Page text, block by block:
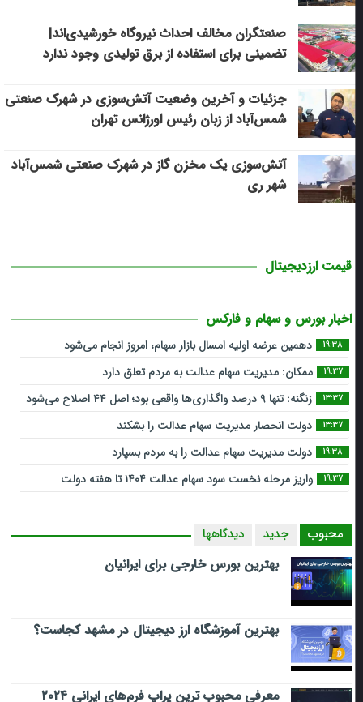
صنعتگران مخالف احداث نیروگاه خورشیدی‌اند|
تضمینی برای استفاده از برق تولیدی وجود ندارد
جزئیات و آخرین وضعیت آتش‌سوزی در شهرک صنعتی
شمس‌آباد از زبان رئیس اورژانس تهران
آتش‌سوزی یک مخزن گاز در شهرک صنعتی شمس‌آباد
شهر ری
قیمت ارزدیجیتال
اخبار بورس و سهام و فارکس
19:38 دهمین عرضه اولیه امسال بازار سهام، امروز انجام می‌شود
19:37 ممکان: مدیریت سهام عدالت به مردم تعلق دارد
13:37 زنگنه: تنها ۹ درصد واگذاری‌ها واقعی بود؛ اصل ۴۴ اصلاح می‌شود
13:37 دولت انحصار مدیریت سهام عدالت را بشکند
19:38 دولت مدیریت سهام عدالت را به مردم بسپارد
19:37 واریز مرحله نخست سود سهام عدالت ۱۴۰۴ تا هفته دولت
محبوب جدید دیدگاهها
بهترین بورس خارجی برای ایرانیان
بهترین آموزشگاه ارز دیجیتال در مشهد کجاست؟
معرفی محبوب ترین پراپ فرم‌های ایرانی ۲۰۲۴